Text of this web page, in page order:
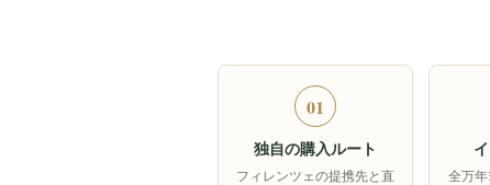
01
独自の購入ルート
フィレンツェの提携先と直
全万